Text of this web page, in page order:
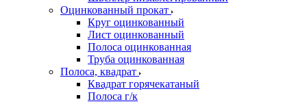
Оцинкованный прокат
Круг оцинкованный
Лист оцинкованный
Полоса оцинкованная
Труба оцинкованная
Полоса, квадрат
Квадрат горячекатаный
Полоса г/к